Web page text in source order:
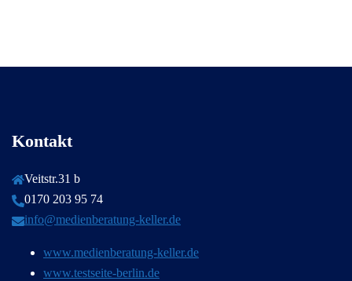
Kontakt
Veitstr.31 b
0170 203 95 74
info@medienberatung-keller.de
www.medienberatung-keller.de
www.testseite-berlin.de